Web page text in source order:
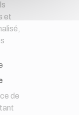
et
de